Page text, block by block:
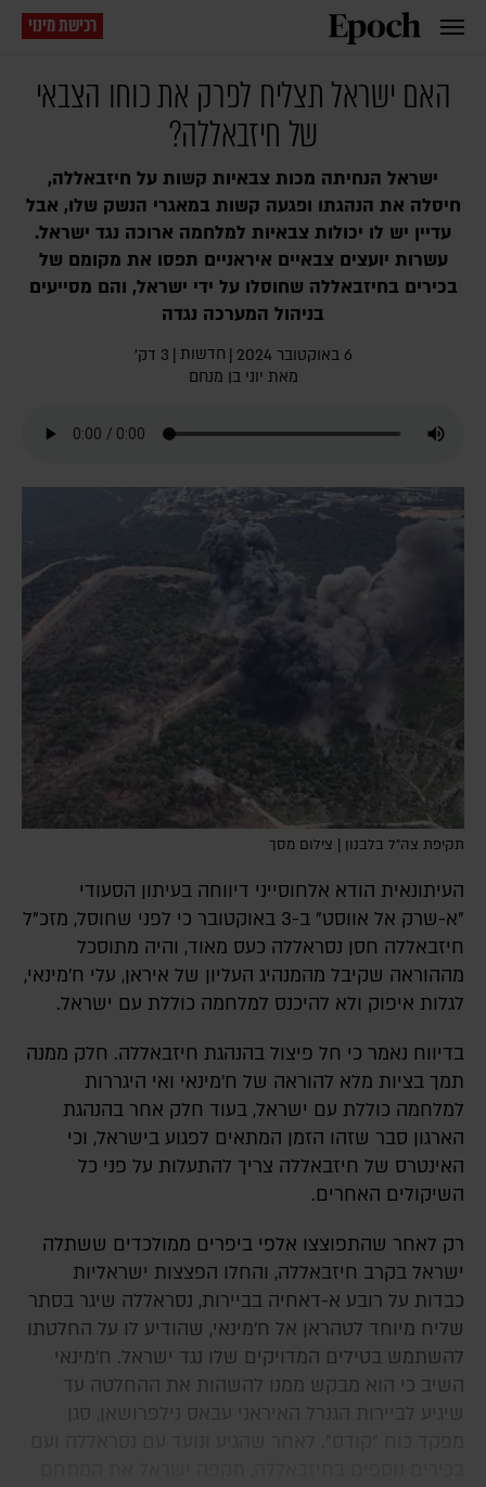
רכישת מינוי
האם ישראל תצליח לפרק את כוחו הצבאי
של חיזבאללה?
ישראל הנחיתה מכות צבאיות קשות על חיזבאללה,
חיסלה את הנהגתו ופגעה קשות במאגרי הנשק שלו, אבל
עדיין יש לו יכולות צבאיות למלחמה ארוכה נגד ישראל.
עשרות יועצים צבאיים איראניים תפסו את מקומם של
בכירים בחיזבאללה שחוסלו על ידי ישראל, והם מסייעים
בניהול המערכה נגדה
6 באוקטובר 2024 | חדשות | 3 דק׳
מאת יוני בן מנחם
תקיפת צה"ל בלבנון | צילום מסך
העיתונאית הודא אלחוסייני דיווחה בעיתון הסעודי
"א-שרק אל אווסט" ב-3 באוקטובר כי לפני שחוסל, מזכ"ל
חיזבאללה חסן נסראללה כעס מאוד, והיה מתוסכל
מההוראה שקיבל מהמנהיג העליון של איראן, עלי ח'מינאי,
לגלות איפוק ולא להיכנס למלחמה כוללת עם ישראל.
בדיווח נאמר כי חל פיצול בהנהגת חיזבאללה. חלק ממנה
תמך בציות מלא להוראה של ח'מינאי ואי היגררות
למלחמה כוללת עם ישראל, בעוד חלק אחר בהנהגת
הארגון סבר שזהו הזמן המתאים לפגוע בישראל, וכי
האינטרס של חיזבאללה צריך להתעלות על פני כל
השיקולים האחרים.
רק לאחר שהתפוצצו אלפי ביפרים ממולכדים ששתלה
ישראל בקרב חיזבאללה, והחלו הפצצות ישראליות
כבדות על רובע א-דאחיה בביירות, נסראללה שיגר בסתר
שליח מיוחד לטהראן אל ח'מינאי, שהודיע לו על החלטתו
להשתמש בטילים המדויקים שלו נגד ישראל. ח'מינאי
השיב כי הוא מבקש ממנו להשהות את ההחלטה עד
שיגיע לביירות הגנרל האיראני עבאס נילפרושאן, סגן